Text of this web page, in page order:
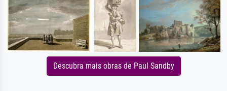
Descubra mais obras de Paul Sandby